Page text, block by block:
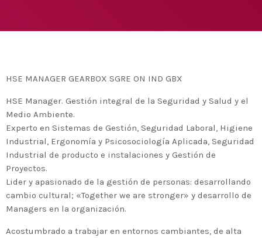
#BEMBASQUECOUNTRY2020 ADMIN
HSE MANAGER GEARBOX SGRE ON IND GBX
HSE Manager. Gestión integral de la Seguridad y Salud y el
Medio Ambiente.
Experto en Sistemas de Gestión, Seguridad Laboral, Higiene
Industrial, Ergonomía y Psicosociología Aplicada, Seguridad
Industrial de producto e instalaciones y Gestión de
Proyectos.
Lider y apasionado de la gestión de personas: desarrollando
cambio cultural; «Together we are stronger» y desarrollo de
Managers en la organización.
Acostumbrado a trabajar en entornos cambiantes, de alta